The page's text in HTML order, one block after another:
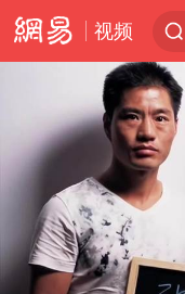
视频